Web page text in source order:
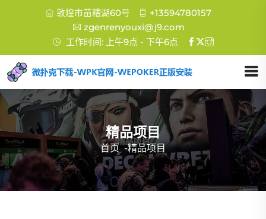
敦煌市苗糟湖60号
+13594780157
zgenrenyouxi@j9.com
工作时间: 上午9点 - 下午6点
精品项目
首页 -精品项目